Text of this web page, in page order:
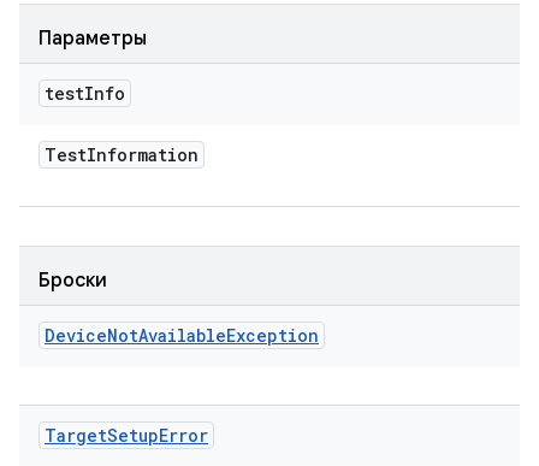
Параметры
testInfo
TestInformation
Броски
DeviceNotAvailableException
TargetSetupError